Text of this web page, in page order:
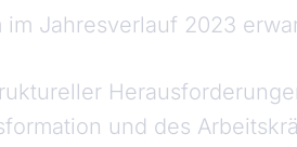
im Jahresverlauf 2023
und des